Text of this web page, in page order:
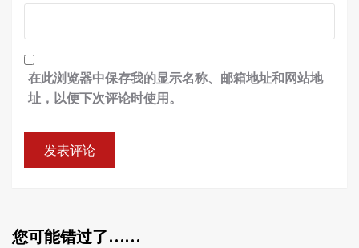
在此浏览器中保存我的显示名称、邮箱地址和网站地
址，以便下次评论时使用。
您可能错过了……